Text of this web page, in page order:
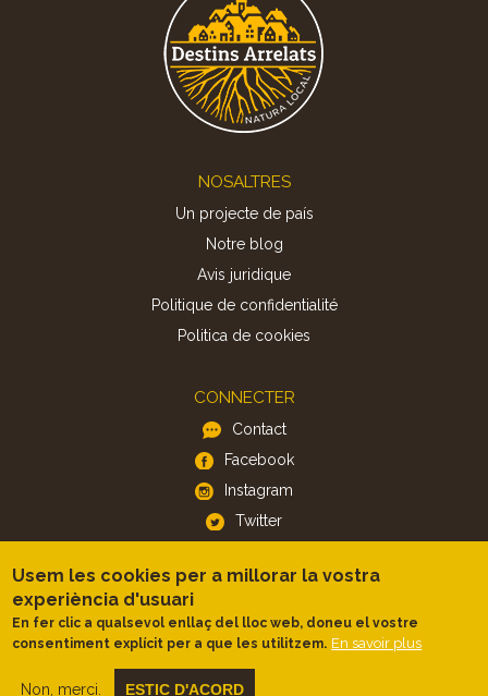
NOSALTRES
Un projecte de país
Notre blog
Avis juridique
Politique de confidentialité
Politica de cookies
CONNECTER
Contact
Facebook
Instagram
Twitter
APP
iOS
Android
Usem les cookies per a millorar la vostra
experiència d'usuari
En fer clic a qualsevol enllaç del lloc web, doneu el vostre
consentiment explícit per a que les utilitzem. En savoir plus
Non, merci. ESTIC D'ACORD